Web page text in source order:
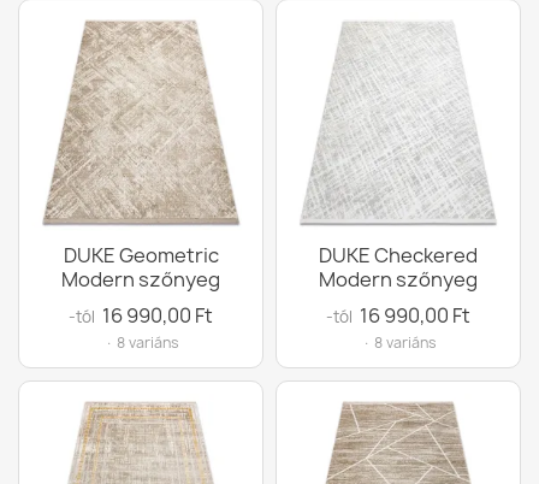
DUKE Geometric
Modern szőnyeg
-tól 16 990,00 Ft
· 8 variáns
DUKE Checkered
Modern szőnyeg
-tól 16 990,00 Ft
· 8 variáns